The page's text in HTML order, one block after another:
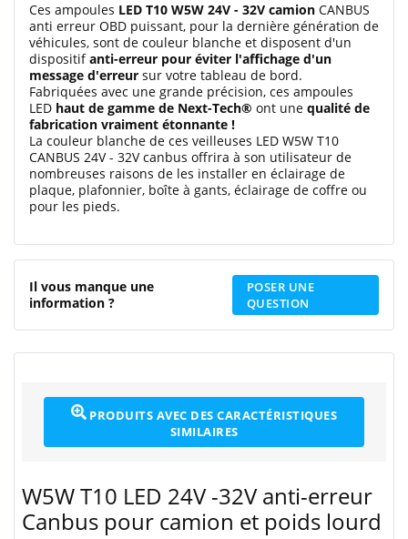
Ces ampoules LED T10 W5W 24V - 32V camion CANBUS
anti erreur OBD puissant, pour la dernière génération de
véhicules, sont de couleur blanche et disposent d'un
dispositifanti-erreur pour éviter l'affichage d'un
message d'erreur sur votre tableau de bord.
Fabriquées avec une grande précision, ces ampoules
LED haut de gamme de Next-Tech® ont une qualité de
fabrication vraiment étonnante !
La couleur blanche de ces veilleuses LED W5W T10
CANBUS 24V - 32V canbus offrira à son utilisateur de
nombreuses raisons de les installer en éclairage de
plaque, plafonnier, boîte à gants, éclairage de coffre ou
pour les pieds.
Il vous manque une
information ?
POSER UNE
QUESTION
PRODUITS AVEC DES CARACTÉRISTIQUES
SIMILAIRES
W5W T10 LED 24V -32V anti-erreur
Canbus pour camion et poids lourd